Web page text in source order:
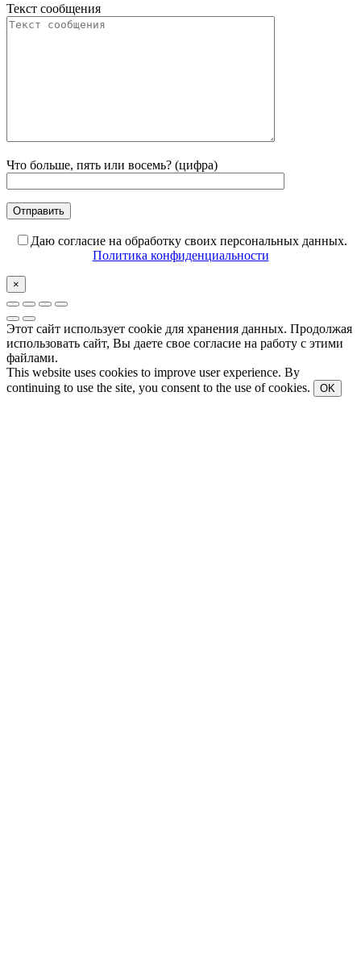
Текст сообщения
Что больше, пять или восемь? (цифра)
Даю согласие на обработку своих персональных данных.
Политика конфиденциальности
×
Этот сайт использует cookie для хранения данных. Продолжая
использовать сайт, Вы даете свое согласие на работу с этими
файлами.
This website uses cookies to improve user experience. By
continuing to use the site, you consent to the use of cookies.
OK